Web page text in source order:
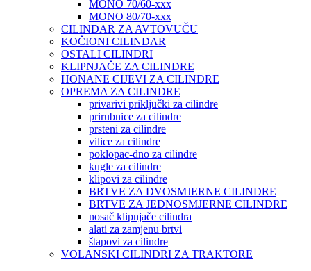
MONO 70/60-xxx
MONO 80/70-xxx
CILINDAR ZA AVTOVUČU
KOČIONI CILINDAR
OSTALI CILINDRI
KLIPNJAČE ZA CILINDRE
HONANE CIJEVI ZA CILINDRE
OPREMA ZA CILINDRE
privarivi priključki za cilindre
prirubnice za cilindre
prsteni za cilindre
vilice za cilindre
poklopac-dno za cilindre
kugle za cilindre
klipovi za cilindre
BRTVE ZA DVOSMJERNE CILINDRE
BRTVE ZA JEDNOSMJERNE CILINDRE
nosač klipnjače cilindra
alati za zamjenu brtvi
štapovi za cilindre
VOLANSKI CILINDRI ZA TRAKTORE